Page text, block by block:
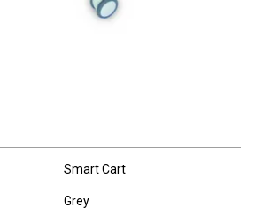
Smart Cart
Grey